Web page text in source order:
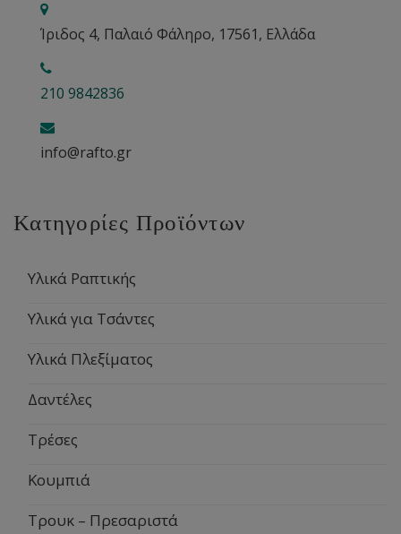
Ίριδος 4, Παλαιό Φάληρο, 17561, Ελλάδα
210 9842836
info@rafto.gr
Κατηγορίες Προϊόντων
Υλικά Ραπτικής
Υλικά για Τσάντες
Υλικά Πλεξίματος
Δαντέλες
Τρέσες
Κουμπιά
Τρουκ – Πρεσαριστά